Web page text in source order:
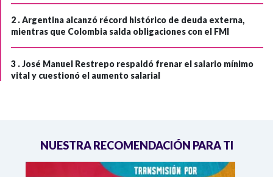
2 .Argentina alcanzó récord histórico de deuda externa,
mientras que Colombia salda obligaciones con el FMI
3 .José Manuel Restrepo respaldó frenar el salario mínimo
vital y cuestionó el aumento salarial
NUESTRA RECOMENDACIÓN PARA TI